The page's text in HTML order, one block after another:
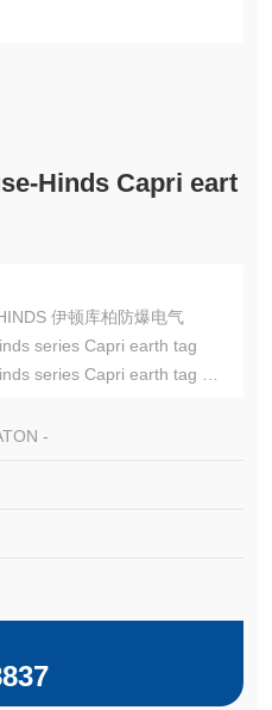
Hinds Capri eart
伊顿库柏防爆电气
series Capri earth tag
series Capri earth tag
-